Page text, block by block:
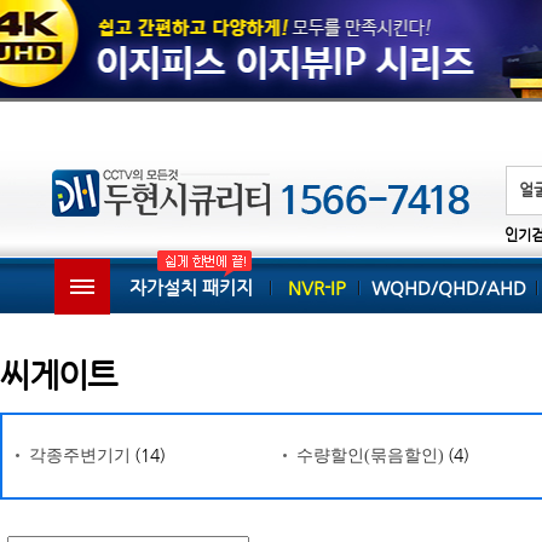
인기
자가설치 패키지 NVR-IP WQHD/QHD/AHD
씨게이트
각종주변기기 (14) 수량할인(묶음할인) (4)